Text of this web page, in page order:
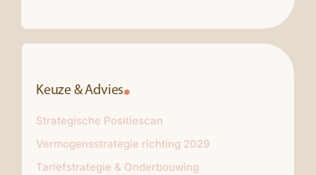
Keuze & Advies
Strategische Positiescan
Vermogensstrategie richting 2029
Tariefstrategie & Onderbouwing